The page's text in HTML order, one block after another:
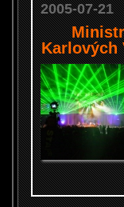
2005-07-21
Karlových